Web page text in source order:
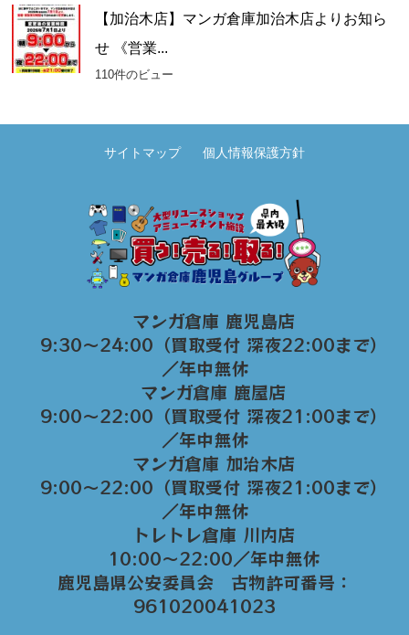
【加治木店】マンガ倉庫加治木店よりお知ら
せ 《営業...
110件のビュー
サイトマップ 個人情報保護方針
マンガ倉庫 鹿児島店
9:30～24:00（買取受付 深夜22:00まで）
／年中無休
マンガ倉庫 鹿屋店
9:00～22:00（買取受付 深夜21:00まで）
／年中無休
マンガ倉庫 加治木店
9:00〜22:00（買取受付 深夜21:00まで）
／年中無休
トレトレ倉庫 川内店
10:00〜22:00／年中無休
鹿児島県公安委員会 古物許可番号：
961020041023